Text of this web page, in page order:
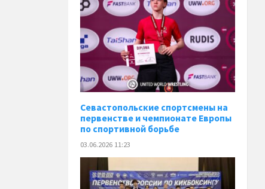
Севастопольские спортсмены на
первенстве и чемпионате Европы
по спортивной борьбе
03.06.2026 11:23